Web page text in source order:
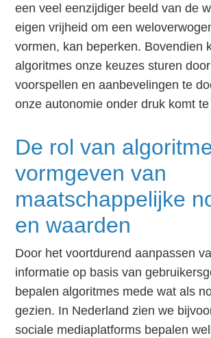
een veel eenzijdiger beeld van de
eigen vrijheid om een
vormen, kan beperken. Bovendien
algoritmes onze keuzes sturen
voorspellen en aanbevelingen te
onze autonomie onder druk komt
De rol van
vormgeven van
maatschappelijke
en waarden
Door het voortdurend aanpassen
informatie op basis van
bepalen algoritmes mede wat als
gezien. In Nederland zien we
sociale mediaplatforms bepalen